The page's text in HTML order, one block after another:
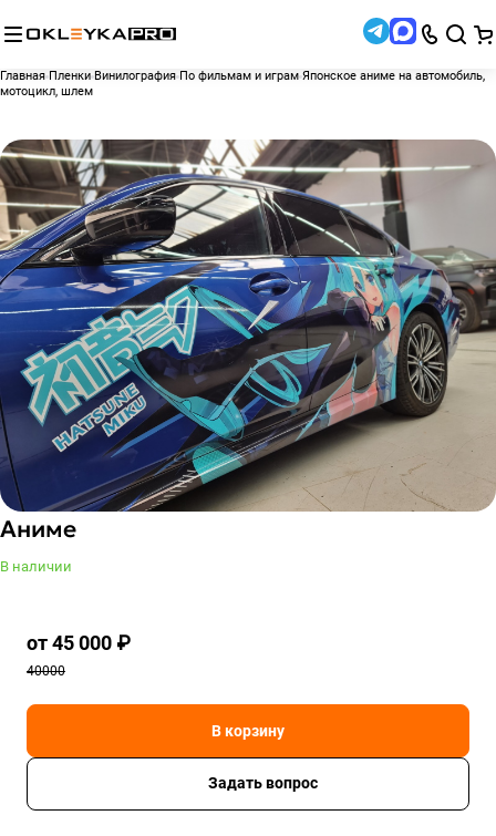
Главная Пленки Винилография По фильмам и играм Японское аниме на автомобиль,
мотоцикл, шлем
Аниме
В наличии
от 45 000 ₽
40000
В корзину
Задать вопрос